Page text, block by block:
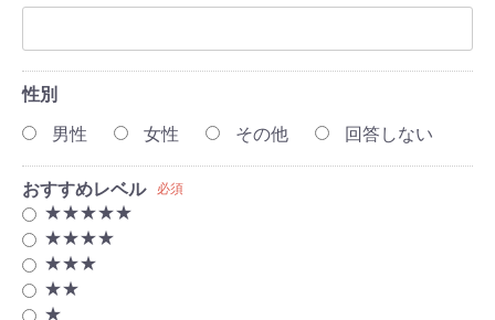
性別
男性
女性 その他 回答しない
おすすめレベル 必須
★★★★★
★★★★
★★★
★★
★